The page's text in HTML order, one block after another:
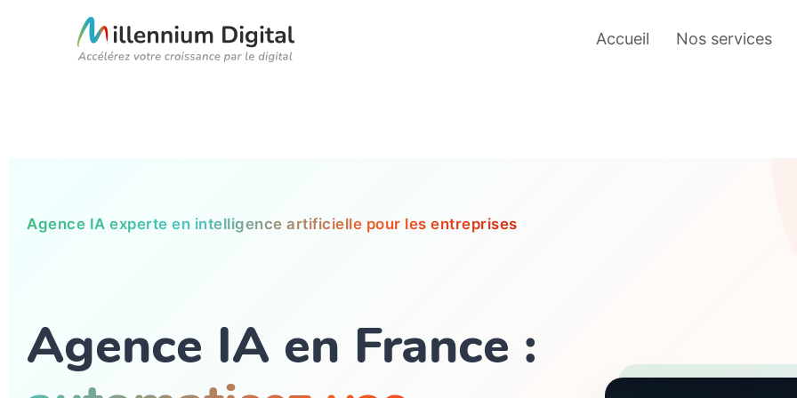
Accueil Nos services
Agence IA experte en intelligence artificielle pour les entreprises
Agence IA en France :